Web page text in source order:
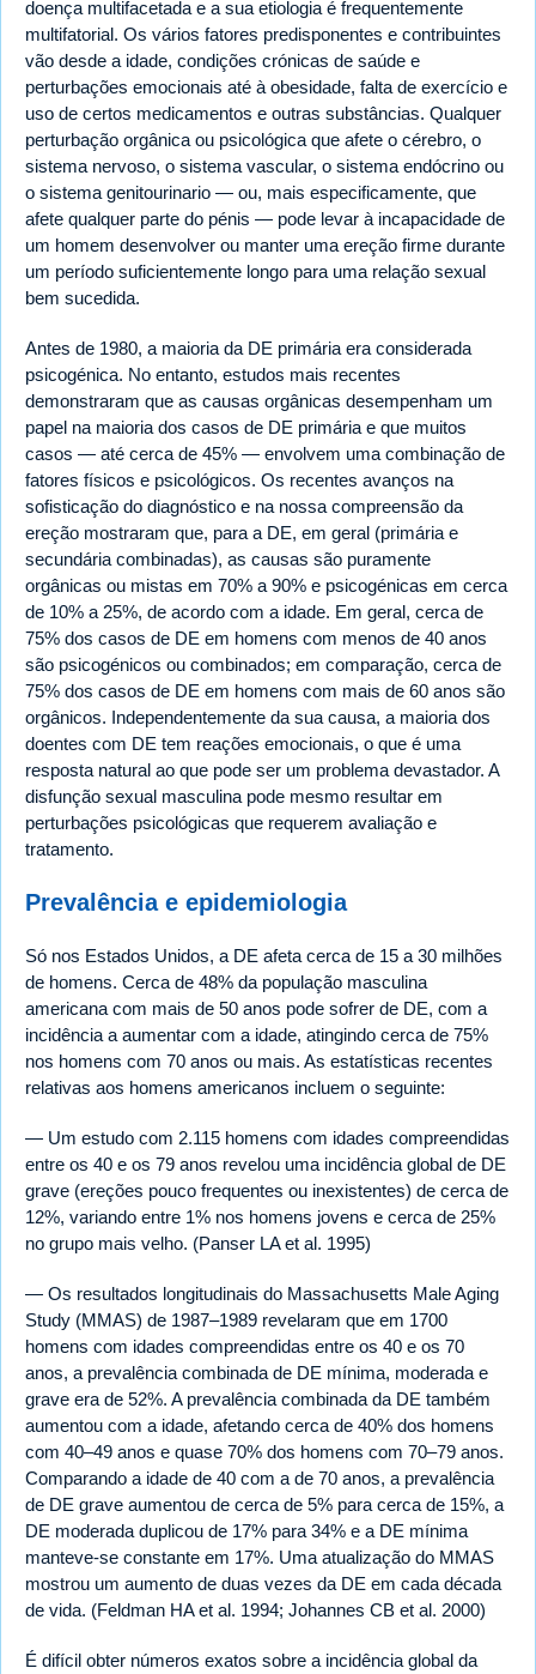
doença multifacetada e a sua etiologia é frequentemente
multifatorial. Os vários fatores predisponentes e contribuintes
vão desde a idade, condições crónicas de saúde e
perturbações emocionais até à obesidade, falta de exercício e
uso de certos medicamentos e outras substâncias. Qualquer
perturbação orgânica ou psicológica que afete o cérebro, o
sistema nervoso, o sistema vascular, o sistema endócrino ou
o sistema genitourinario — ou, mais especificamente, que
afete qualquer parte do pénis — pode levar à incapacidade de
um homem desenvolver ou manter uma ereção firme durante
um período suficientemente longo para uma relação sexual
bem sucedida.
Antes de 1980, a maioria da DE primária era considerada
psicogénica. No entanto, estudos mais recentes
demonstraram que as causas orgânicas desempenham um
papel na maioria dos casos de DE primária e que muitos
casos — até cerca de 45% — envolvem uma combinação de
fatores físicos e psicológicos. Os recentes avanços na
sofisticação do diagnóstico e na nossa compreensão da
ereção mostraram que, para a DE, em geral (primária e
secundária combinadas), as causas são puramente
orgânicas ou mistas em 70% a 90% e psicogénicas em cerca
de 10% a 25%, de acordo com a idade. Em geral, cerca de
75% dos casos de DE em homens com menos de 40 anos
são psicogénicos ou combinados; em comparação, cerca de
75% dos casos de DE em homens com mais de 60 anos são
orgânicos. Independentemente da sua causa, a maioria dos
doentes com DE tem reações emocionais, o que é uma
resposta natural ao que pode ser um problema devastador. A
disfunção sexual masculina pode mesmo resultar em
perturbações psicológicas que requerem avaliação e
tratamento.
Prevalência e epidemiologia
Só nos Estados Unidos, a DE afeta cerca de 15 a 30 milhões
de homens. Cerca de 48% da população masculina
americana com mais de 50 anos pode sofrer de DE, com a
incidência a aumentar com a idade, atingindo cerca de 75%
nos homens com 70 anos ou mais. As estatísticas recentes
relativas aos homens americanos incluem o seguinte:
— Um estudo com 2.115 homens com idades compreendidas
entre os 40 e os 79 anos revelou uma incidência global de DE
grave (ereções pouco frequentes ou inexistentes) de cerca de
12%, variando entre 1% nos homens jovens e cerca de 25%
no grupo mais velho. (Panser LA et al. 1995)
— Os resultados longitudinais do Massachusetts Male Aging
Study (MMAS) de 1987–1989 revelaram que em 1700
homens com idades compreendidas entre os 40 e os 70
anos, a prevalência combinada de DE mínima, moderada e
grave era de 52%. A prevalência combinada da DE também
aumentou com a idade, afetando cerca de 40% dos homens
com 40–49 anos e quase 70% dos homens com 70–79 anos.
Comparando a idade de 40 com a de 70 anos, a prevalência
de DE grave aumentou de cerca de 5% para cerca de 15%, a
DE moderada duplicou de 17% para 34% e a DE mínima
manteve-se constante em 17%. Uma atualização do MMAS
mostrou um aumento de duas vezes da DE em cada década
de vida. (Feldman HA et al. 1994; Johannes CB et al. 2000)
É difícil obter números exatos sobre a incidência global da